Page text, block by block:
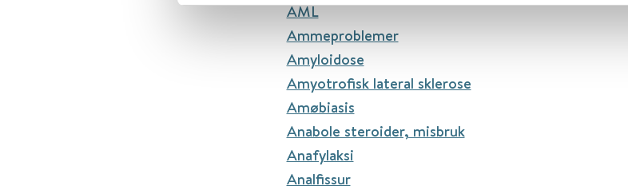
AML
Ammeproblemer
Amyloidose
Amyotrofisk lateral sklerose
Amøbiasis
Anabole steroider, misbruk
Anafylaksi
Analfissur